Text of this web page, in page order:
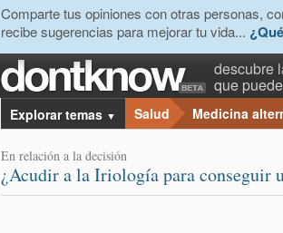
Comparte tus opiniones con otras personas,
recibe sugerencias para mejorar tu vida...
descubre
que
Explorar temas ▼ Salud Medicina
En relación a la decisión
¿Acudir a la Iriología para conseguir